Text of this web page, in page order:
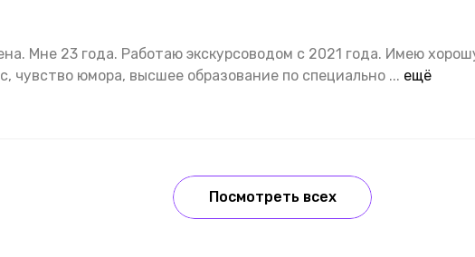
Мне 23 года. Работаю экскурсоводом с 2021 года. Имею
чувство юмора, высшее образование по специально ... ещё
Посмотреть всех